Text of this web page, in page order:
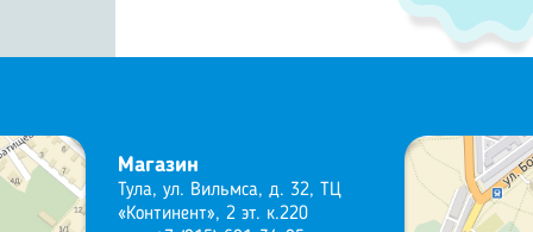
Магазин
Тула, ул. Вильмса, д. 32, ТЦ
«Континент», 2 эт. к.220